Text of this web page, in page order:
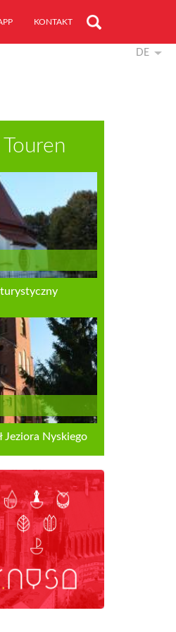
KONTAKT
DE
Jeziora Nyskiego